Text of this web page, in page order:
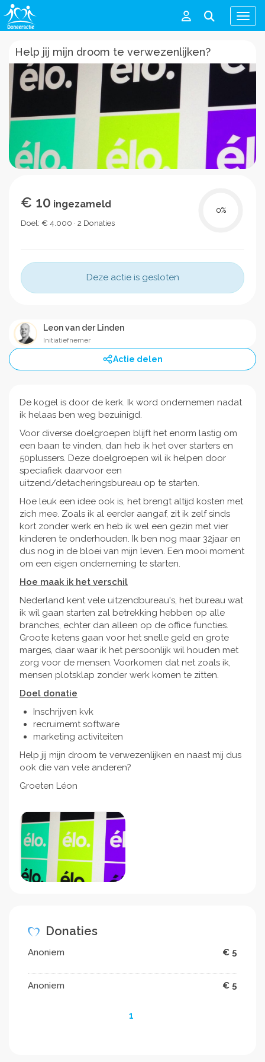
Menu
Help jij mijn droom te verwezenlijken?
€ 10 ingezameld
Doel: € 4.000 · 2 Donaties
0%
Deze actie is gesloten
Leon van der Linden
Initiatiefnemer
Actie delen
De kogel is door de kerk. Ik word ondernemen nadat
ik helaas ben weg bezuinigd.
Voor diverse doelgroepen blijft het enorm lastig om
een baan te vinden, dan heb ik het over starters en
50plussers. Deze doelgroepen wil ik helpen door
speciafiek daarvoor een
uitzend/detacheringsbureau op te starten.
Hoe leuk een idee ook is, het brengt altijd kosten met
zich mee. Zoals ik al eerder aangaf, zit ik zelf sinds
kort zonder werk en heb ik wel een gezin met vier
kinderen te onderhouden. Ik ben nog maar 32jaar en
dus nog in de bloei van mijn leven. Een mooi moment
om een eigen onderneming te starten.
Hoe maak ik het verschil
Nederland kent vele uitzendbureau's, het bureau wat
ik wil gaan starten zal betrekking hebben op alle
branches, echter dan alleen op de office functies.
Groote ketens gaan voor het snelle geld en grote
marges, daar waar ik het persoonlijk wil houden met
zorg voor de mensen. Voorkomen dat net zoals ik,
mensen plotsklap zonder werk komen te zitten.
Doel donatie
Inschrijven kvk
recruimemt software
marketing activiteiten
Help jij mijn droom te verwezenlijken en naast mij dus
ook die van vele anderen?
Groeten Léon
Donaties
Anoniem € 5
Anoniem € 5
1